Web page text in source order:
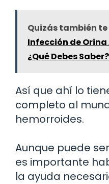
Quizás también
Infección de
¿Qué Debes Saber?
Así que ahí lo
completo al
hemorroides.
Aunque puede
es importante
la ayuda